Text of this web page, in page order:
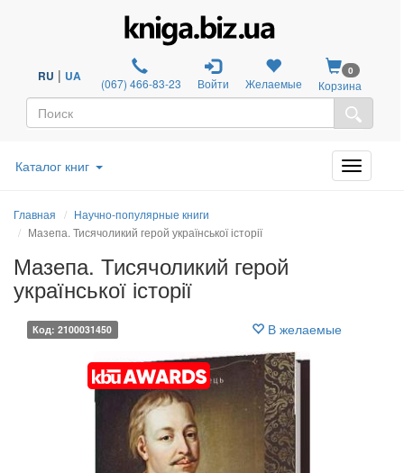
RU | UA (067) 466-83-23 Войти Желаемые
0
Корзина
Каталог книг
Главная
Научно-популярные книги
Мазепа. Тисячоликий герой української історії
Мазепа. Тисячоликий герой
української історії
Код: 2100031450 В желаемые